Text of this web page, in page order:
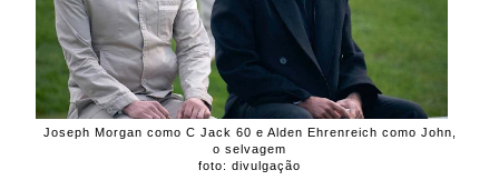
Joseph Morgan como C Jack 60 e Alden Ehrenreich como John,
o selvagem
foto: divulgação